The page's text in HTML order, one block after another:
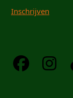
Inschrijven